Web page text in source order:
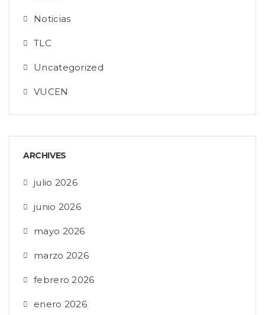
Noticias
TLC
Uncategorized
VUCEN
ARCHIVES
julio 2026
junio 2026
mayo 2026
marzo 2026
febrero 2026
enero 2026